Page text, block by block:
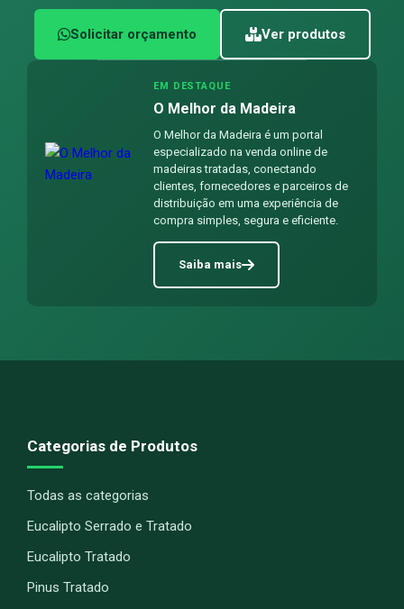
Solicitar orçamento Ver produtos
EM DESTAQUE
O Melhor da Madeira
O Melhor da Madeira é um portal
especializado na venda online de
madeiras tratadas, conectando
clientes, fornecedores e parceiros de
distribuição em uma experiência de
compra simples, segura e eficiente.
Saiba mais
Categorias de Produtos
Todas as categorias
Eucalipto Serrado e Tratado
Eucalipto Tratado
Pinus Tratado